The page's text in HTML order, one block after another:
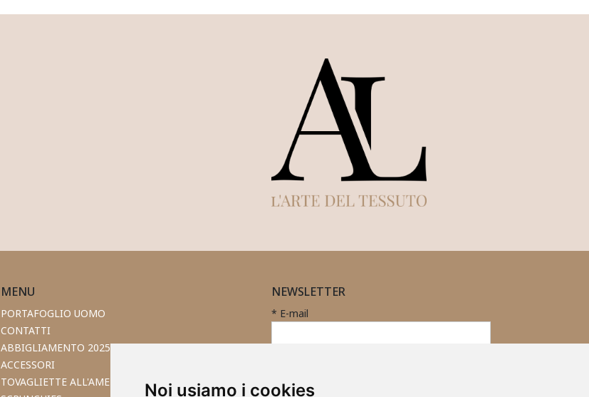
Noi usiamo i cookies
MENU
PORTAFOGLIO UOMO
CONTATTI
ABBIGLIAMENTO 2025
ACCESSORI
TOVAGLIETTE ALL'AMERICANA
NEWSLETTER
* E-mail
alla